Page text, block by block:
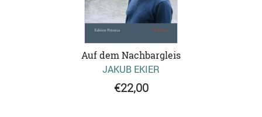
Auf dem Nachbargleis
JAKUB EKIER
€22,00